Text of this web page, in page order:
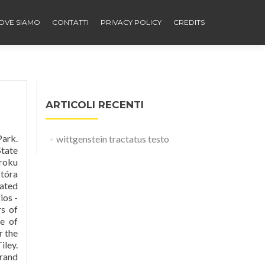
SIAMO CONTATTI PRIVACY POLICY CREDITS
Australian Open. Jest to drugie co do wielkości miejsce i kort pokazowy Australian Open , pierwszego profesjonalnego turnieju tenisowego Wielkiego Szlema, który odbywa się każdego roku kalendarzowego. W obiekcie regularnie rozgrywane są mecze siatkówki. We’ve got every FOMO-worthy Melbourne event and experience in one
ARTICOLI RECENTI
wittgenstein tractatus testo